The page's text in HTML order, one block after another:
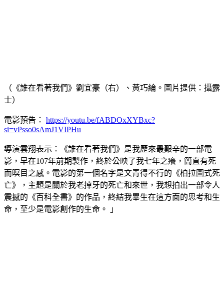
（《誰在看著我們》劉宜豪（右）、黃巧綸。圖片提供：攝露
士）
電影預告： https://youtu.be/fABDOxXYBxc?
si=vPsso0sAmJ1VIPHu
導演雲翔表示：《誰在看著我們》是我歷來最艱辛的一部電
影，早在107年前期製作，終於公映了我七年之癢，簡直有死
而暝目之感。電影的第一個名字是文青得不行的《柏拉圖式死
亡》，主題是關於我老掉牙的死亡和來世，我想拍出一部令人
震撼的《百科全書》的作品，終結我畢生在這方面的思考和生
命，至少是電影創作的生命。 」